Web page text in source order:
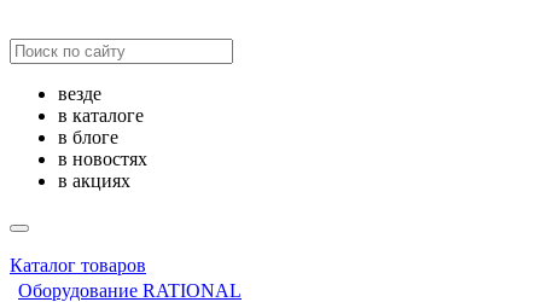
везде
в каталоге
в блоге
в новостях
в акциях
Каталог товаров
Оборудование RATIONAL